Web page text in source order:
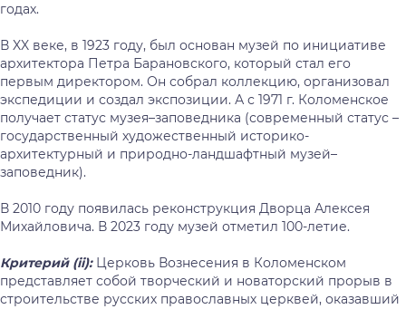
годах.
В XX веке, в 1923 году, был основан музей по инициативе
архитектора Петра Барановского, который стал его
первым директором. Он собрал коллекцию, организовал
экспедиции и создал экспозиции. А с 1971 г. Коломенское
получает статус музея–заповедника (современный статус –
государственный художественный историко-
архитектурный и природно-ландшафтный музей–
заповедник).
В 2010 году появилась реконструкция Дворца Алексея
Михайловича. В 2023 году музей отметил 100-летие.
Критерий (ii):Церковь Вознесения в Коломенском
представляет собой творческий и новаторский прорыв в
строительстве русских православных церквей, оказавший